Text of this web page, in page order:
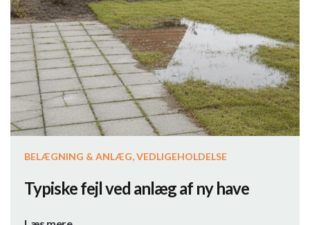
BELÆGNING & ANLÆG, VEDLIGEHOLDELSE
Typiske fejl ved anlæg af ny have